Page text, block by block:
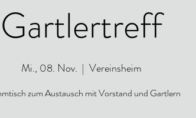
Gartlertreff
Mi., 08. Nov.
  |
Vereinsheim
zum Austausch mit Vorstand und Gartlern